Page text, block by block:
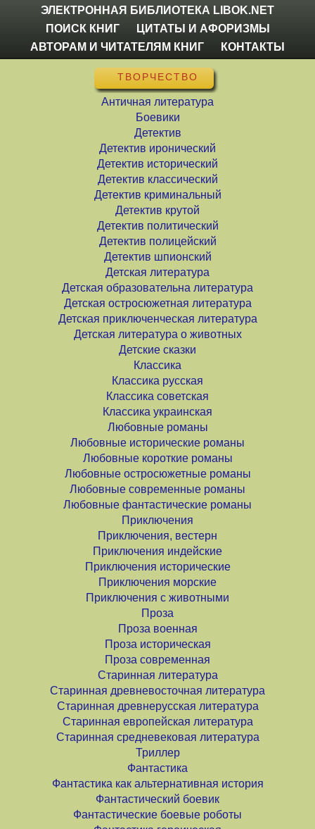
ЭЛЕКТРОННАЯ БИБЛИОТЕКА LIBOK.NET
ПОИСК КНИГ
ЦИТАТЫ И АФОРИЗМЫ
АВТОРАМ И ЧИТАТЕЛЯМ КНИГ
КОНТАКТЫ
ТВОРЧЕСТВО
Античная литература
Боевики
Детектив
Детектив иронический
Детектив исторический
Детектив классический
Детектив криминальный
Детектив крутой
Детектив политический
Детектив полицейский
Детектив шпионский
Детская литература
Детская образовательна литература
Детская остросюжетная литература
Детская приключенческая литература
Детская литература о животных
Детские сказки
Классика
Классика русская
Классика советская
Классика украинская
Любовные романы
Любовные исторические романы
Любовные короткие романы
Любовные остросюжетные романы
Любовные современные романы
Любовные фантастические романы
Приключения
Приключения, вестерн
Приключения индейские
Приключения исторические
Приключения морские
Приключения с животными
Проза
Проза военная
Проза историческая
Проза современная
Старинная литература
Старинная древневосточная литература
Старинная древнерусская литература
Старинная европейская литература
Старинная средневековая литература
Триллер
Фантастика
Фантастика как альтернативная история
Фантастический боевик
Фантастические боевые роботы